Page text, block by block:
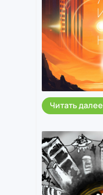
Читать далее